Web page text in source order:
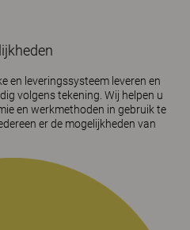
en leveringssysteem leveren en
volgens tekening. Wij helpen u
en werkmethoden in gebruik te
er de mogelijkheden van